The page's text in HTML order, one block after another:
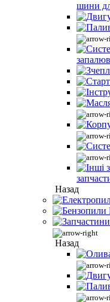
шини
Назад
Назад